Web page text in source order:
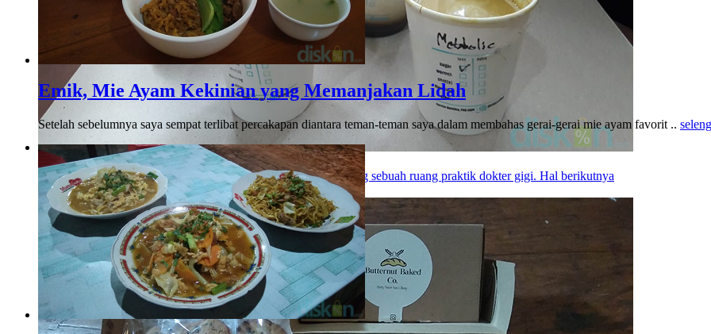
Denta Coffee
Ketika mendengar namanya pertama kali, di kepala saya langsung sebuah ruang praktik dokter gigi. Hal berikutnya
yang terbayang oleh saya ..
Emik, Mie Ayam Kekinian yang Memanjakan Lidah
Setelah sebelumnya saya sempat terlibat percakapan diantara teman-teman saya dalam membahas gerai-gerai mie ayam favorit ..